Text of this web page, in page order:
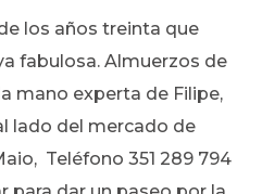
los años treinta que
fabulosa. Almuerzos de
mano experta de Filipe,
lado del mercado de
Teléfono 351 289 794